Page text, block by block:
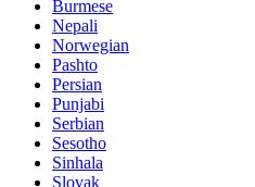
Burmese
Nepali
Norwegian
Pashto
Persian
Punjabi
Serbian
Sesotho
Sinhala
Slovak